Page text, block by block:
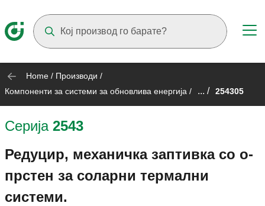
Home / Производи /
Компоненти за системи за обновлива енергија / ... / 254305
Серија 2543
Редуцир, механичка заптивка со о-
прстен за соларни термални
системи.